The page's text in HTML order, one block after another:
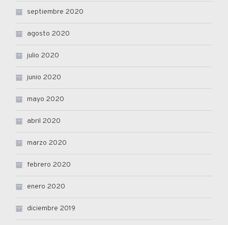
septiembre 2020
agosto 2020
julio 2020
junio 2020
mayo 2020
abril 2020
marzo 2020
febrero 2020
enero 2020
diciembre 2019